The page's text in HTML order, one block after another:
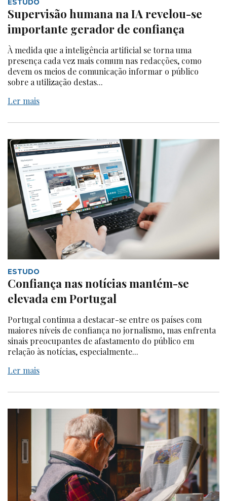
ESTUDO
Supervisão humana na IA revelou-se
importante gerador de confiança
À medida que a inteligência artificial se torna uma
presença cada vez mais comum nas redacções, como
devem os meios de comunicação informar o público
sobre a utilização destas...
Ler mais
ESTUDO
Confiança nas notícias mantém-se
elevada em Portugal
Portugal continua a destacar-se entre os países com
maiores níveis de confiança no jornalismo, mas enfrenta
sinais preocupantes de afastamento do público em
relação às notícias, especialmente...
Ler mais